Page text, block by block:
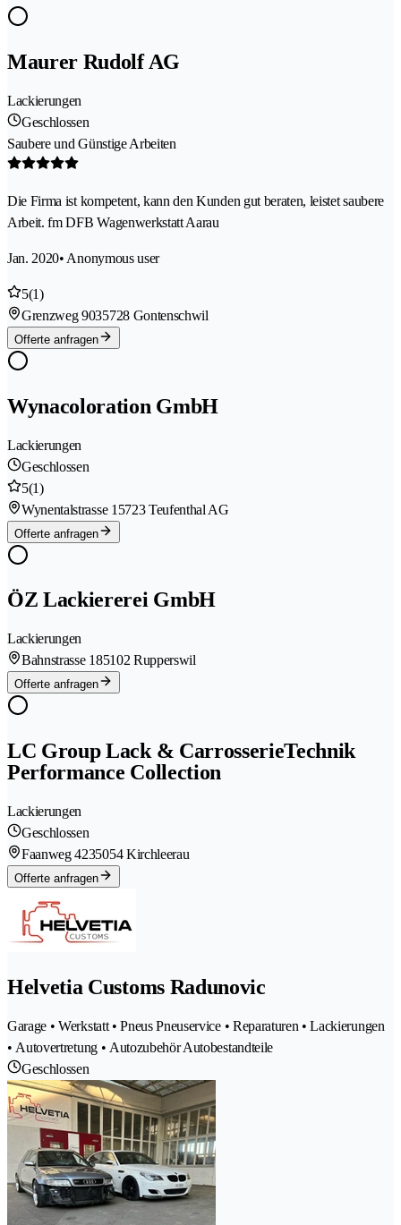
Maurer Rudolf AG
Lackierungen
Geschlossen
Saubere und Günstige Arbeiten
Die Firma ist kompetent, kann den Kunden gut beraten, leistet saubere
Arbeit. fm DFB Wagenwerkstatt Aarau
Jan. 2020• Anonymous user
5(1)
Grenzweg 9035728 Gontenschwil
Offerte anfragen
Wynacoloration GmbH
Lackierungen
Geschlossen
5(1)
Wynentalstrasse 1 5723 Teufenthal AG
Offerte anfragen
ÖZ Lackiererei GmbH
Lackierungen
Bahnstrasse 185102 Rupperswil
Offerte anfragen
LC Group Lack & CarrosserieTechnik
Performance Collection
Lackierungen
Geschlossen
Faanweg 4235054 Kirchleerau
Offerte anfragen
Helvetia Customs Radunovic
Garage • Werkstatt • Pneus Pneuservice • Reparaturen • Lackierungen
• Autovertretung • Autozubehör Autobestandteile
Geschlossen